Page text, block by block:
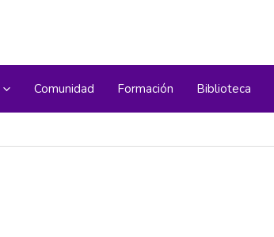
Comunidad Formación Biblioteca